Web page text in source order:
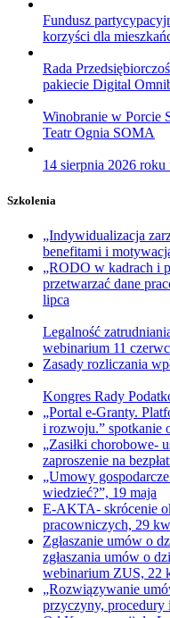
Fundusz
korzyści dla
Rada
pakiecie Digital
Winobranie w Porcie
Teatr Ognia SOMA
14 sierpnia 2026
Szkolenia
„Indywidualizacja
benefitami i
„RODO w kadrach i
przetwarzać dane
lipca
Legalność
webinarium 11
Zasady rozliczania
Kongres Rady
„Portal e-Granty.
i rozwoju.” spotkanie
„Zasiłki chorobowe-
zaproszenie na
„Umowy
wiedzieć?”, 19 maja
E-AKTA- skrócenie
pracowniczych, 29
Zgłaszanie umów o
zgłaszania umów o
webinarium ZUS, 22
„Rozwiązywanie
przyczyny,